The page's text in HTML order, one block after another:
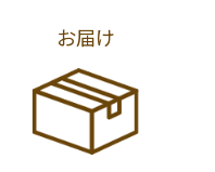
お届け